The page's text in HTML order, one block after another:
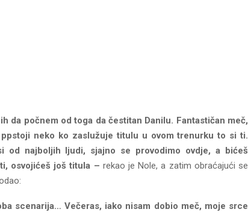
da počnem od toga da čestitan Danilu. Fantastičan meč,
neko ko zaslužuje titulu u ovom trenurku to si ti.
od najboljih ljudi, sjajno se provodimo ovdje, a bićeš
osvojićeš još titula – rekao je Nole, a zatim obraćajući se
scenarija… Večeras, iako nisam dobio meč, moje srce